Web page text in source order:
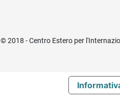
© 2018 - Centro Estero per